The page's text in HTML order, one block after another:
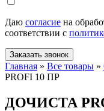
Даю согласие на
соответствии с
Заказать звонок
Главная » Все товары »
PROFI 10 ПР
ДОЧИСТА